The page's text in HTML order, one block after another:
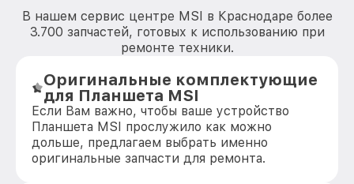
В нашем сервис центре MSI в Краснодаре более
3.700 запчастей, готовых к использованию при
ремонте техники.
Оригинальные комплектующие
для Планшета MSI
Если Вам важно, чтобы ваше устройство
Планшета MSI прослужило как можно
дольше, предлагаем выбрать именно
оригинальные запчасти для ремонта.